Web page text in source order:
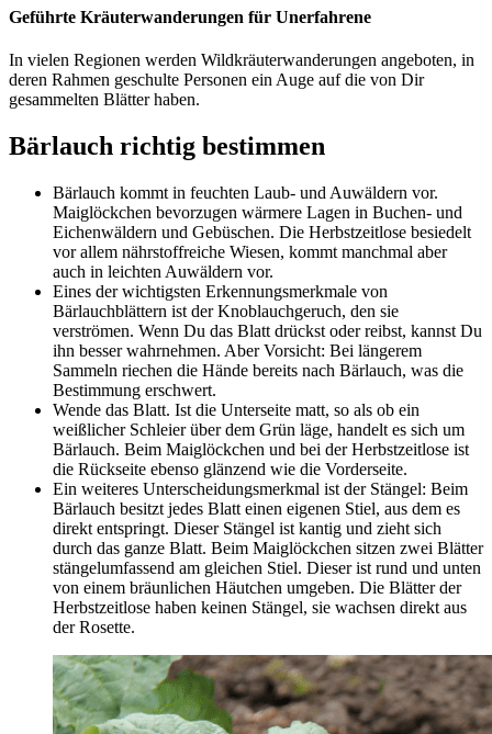
Geführte Kräuterwanderungen für Unerfahrene
In vielen Regionen werden Wildkräuterwanderungen angeboten, in
deren Rahmen geschulte Personen ein Auge auf die von Dir
gesammelten Blätter haben.
Bärlauch richtig bestimmen
Bärlauch kommt in feuchten Laub- und Auwäldern vor.
Maiglöckchen bevorzugen wärmere Lagen in Buchen- und
Eichenwäldern und Gebüschen. Die Herbstzeitlose besiedelt
vor allem nährstoffreiche Wiesen, kommt manchmal aber
auch in leichten Auwäldern vor.
Eines der wichtigsten Erkennungsmerkmale von
Bärlauchblättern ist der Knoblauchgeruch, den sie
verströmen. Wenn Du das Blatt drückst oder reibst, kannst Du
ihn besser wahrnehmen. Aber Vorsicht: Bei längerem
Sammeln riechen die Hände bereits nach Bärlauch, was die
Bestimmung erschwert.
Wende das Blatt. Ist die Unterseite matt, so als ob ein
weißlicher Schleier über dem Grün läge, handelt es sich um
Bärlauch. Beim Maiglöckchen und bei der Herbstzeitlose ist
die Rückseite ebenso glänzend wie die Vorderseite.
Ein weiteres Unterscheidungsmerkmal ist der Stängel: Beim
Bärlauch besitzt jedes Blatt einen eigenen Stiel, aus dem es
direkt entspringt. Dieser Stängel ist kantig und zieht sich
durch das ganze Blatt. Beim Maiglöckchen sitzen zwei Blätter
stängelumfassend am gleichen Stiel. Dieser ist rund und unten
von einem bräunlichen Häutchen umgeben. Die Blätter der
Herbstzeitlose haben keinen Stängel, sie wachsen direkt aus
der Rosette.